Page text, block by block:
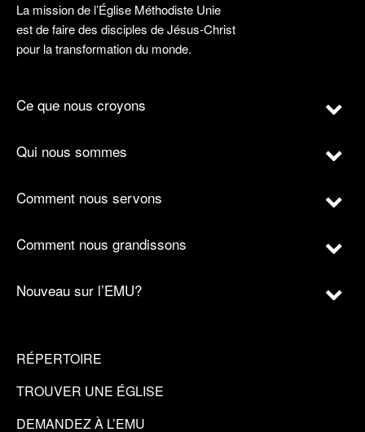
La mission de l’Église Méthodiste Unie
est de faire des disciples de Jésus-Christ
pour la transformation du monde.
Ce que nous croyons
Qui nous sommes
Comment nous servons
Comment nous grandissons
Nouveau sur l’EMU?
RÉPERTOIRE
TROUVER UNE ÉGLISE
DEMANDEZ À L’EMU